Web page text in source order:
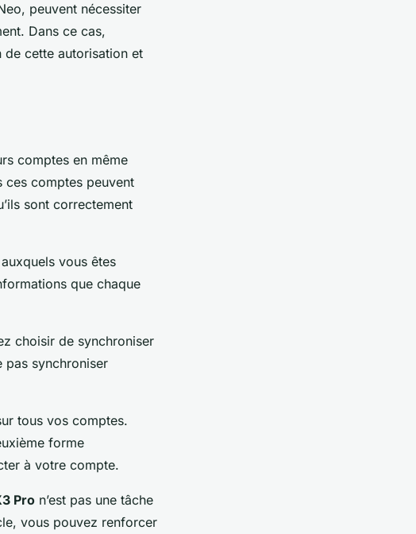
peuvent nécessiter
Dans ce cas,
de cette autorisation et
comptes en même
ces comptes peuvent
sont correctement
vous êtes
que chaque
choisir de synchroniser
pas synchroniser
tous vos comptes.
forme
à votre compte.
Pro n’est pas une tâche
vous pouvez renforcer